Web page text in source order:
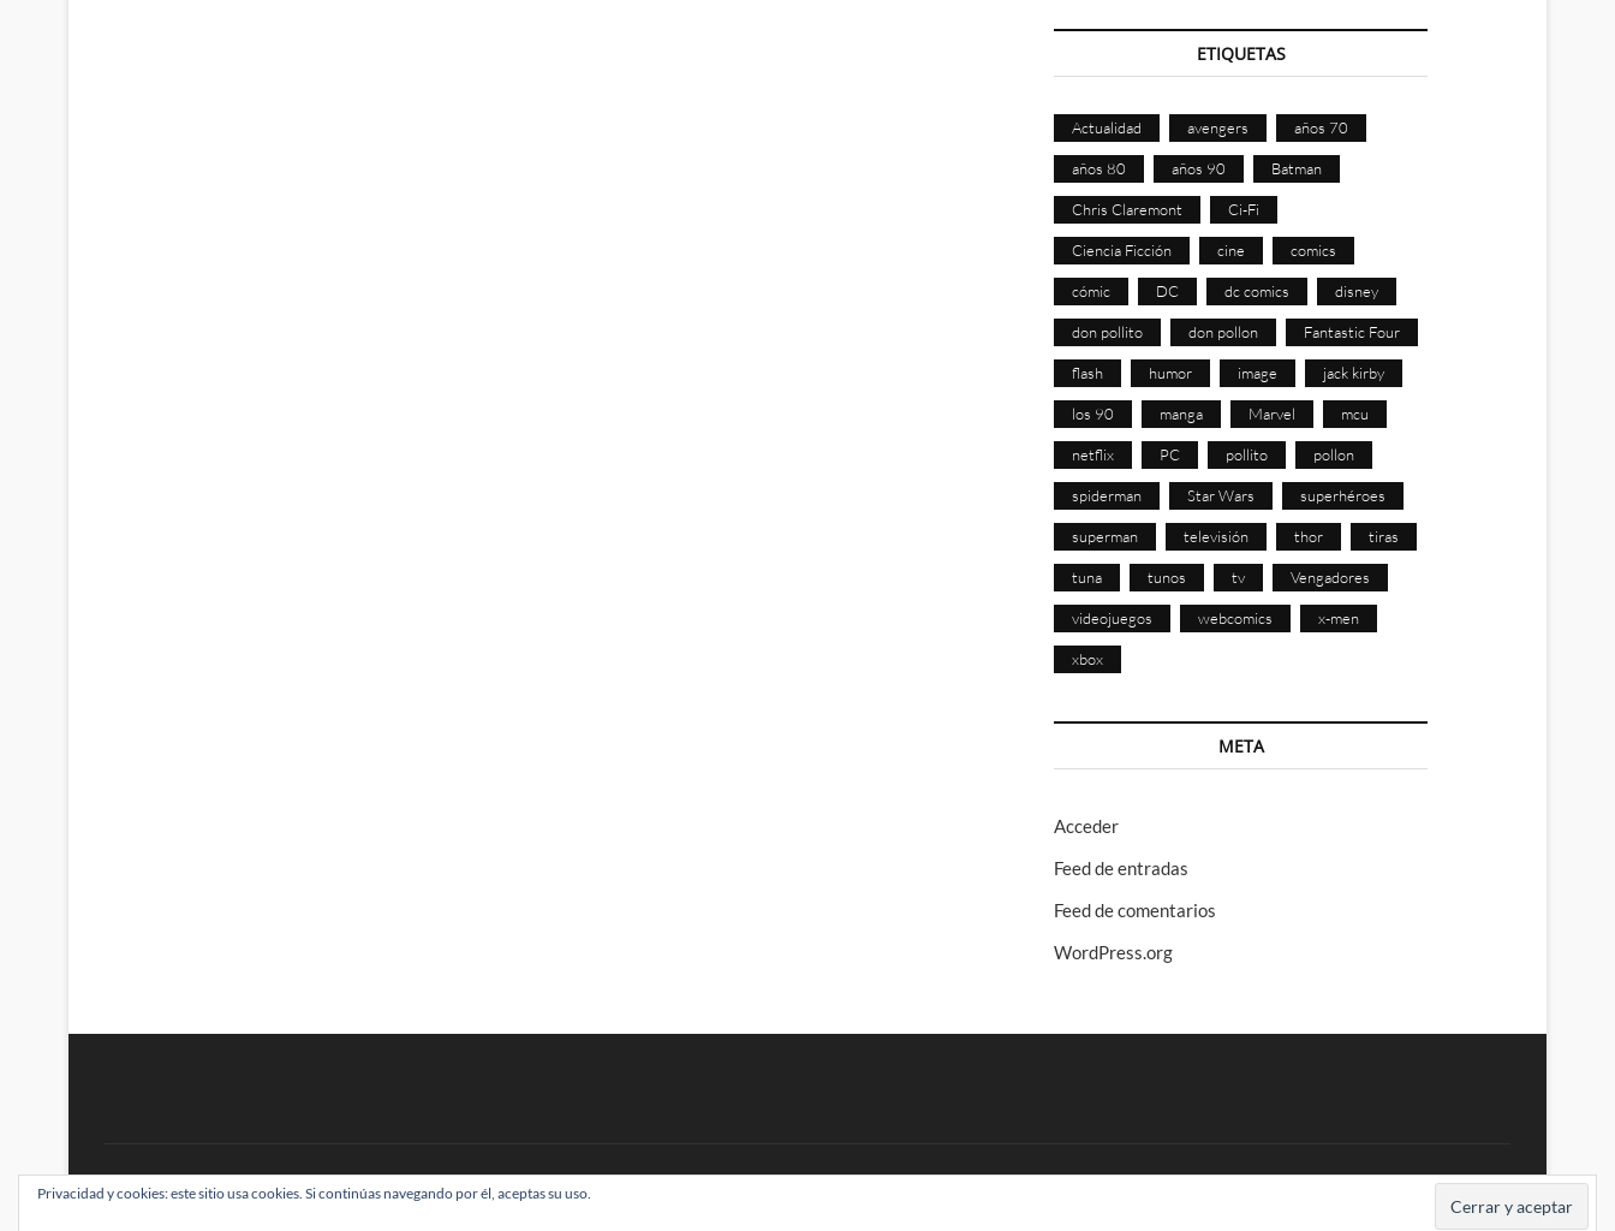
ETIQUETAS
Actualidad avengers años 70
años 80 años 90 Batman
Chris Claremont Ci-Fi
Ciencia Ficción cine comics
cómic DC dc comics disney
don pollito don pollon Fantastic Four
flash humor image jack kirby
los 90 manga Marvel mcu
netflix PC pollito pollon
spiderman Star Wars superhéroes
superman televisión thor tiras
tuna tunos tv Vengadores
videojuegos webcomics x-men
xbox
META
Acceder
Feed de entradas
Feed de comentarios
WordPress.org
BRAINSTOMPING| Diseñado por:Theme Freesia|WordPress| © Todos los derechos reservados
Privacidad y cookies: este sitio usa cookies. Si continúas navegando por él, aceptas su uso.